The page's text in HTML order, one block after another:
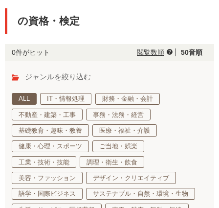
の資格・検定
0件がヒット 閲覧数順 help 50音順
ジャンルを絞り込む
ALL IT・情報処理 財務・金融・会計
不動産・建築・工事 事務・法務・経営
基礎教育・趣味・教養 医療・福祉・介護
健康・心理・スポーツ ご当地・娯楽
工業・技術・技能 調理・衛生・飲食
美容・ファッション デザイン・クリエイティブ
語学・国際ビジネス サステナブル・自然・環境・生物